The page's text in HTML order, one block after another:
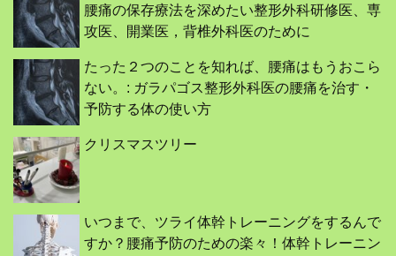
腰痛の保存療法を深めたい整形外科研修医、専
攻医、開業医，背椎外科医のために
たった２つのことを知れば、腰痛はもうおこら
ない。: ガラパゴス整形外科医の腰痛を治す・
予防する体の使い方
クリスマスツリー
いつまで、ツライ体幹トレーニングをするんで
すか？腰痛予防のための楽々！体幹トレーニン